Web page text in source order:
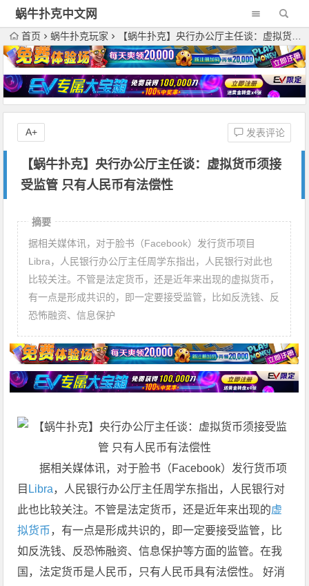
蜗牛扑克中文网
首页 蜗牛扑克玩家 【蜗牛扑克】央行办公厅主任谈：虚拟货币须接受监管 只有人民币有法偿性
【蜗牛扑克】央行办公厅主任谈：虚拟货币须接
受监管 只有人民币有法偿性
发表评论
A+
摘要
据相关媒体讯，对于脸书（Facebook）发行货币项目
Libra，人民银行办公厅主任周学东指出，人民银行对此也
比较关注。不管是法定货币，还是近年来出现的虚拟货币，
有一点是形成共识的，即一定要接受监管，比如反洗钱、反
恐怖融资、信息保护
据相关媒体讯，对于脸书（Facebook）发行货币项
目 Libra，人民银行办公厅主任周学东指出，人民银行对
此也比较关注。不管是法定货币，还是近年来出现的虚
拟货币 ，有一点是形成共识的，即一定要接受监管，比
如反洗钱、反恐怖融资、信息保护等方面的监管。在我
国，法定货币是人民币，只有人民币具有法偿性。 好消